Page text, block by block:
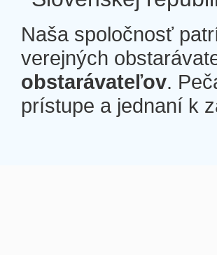
Naša spoločnosť
verejných
obstarávateľov.
prístupe a jednaní k